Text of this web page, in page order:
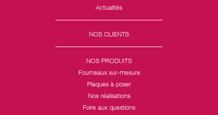
Actualités
NOS CLIENTS
NOS PRODUITS
Fourneaux sur-mesure
Plaques à poser
Nos réalisations
Foire aux questions